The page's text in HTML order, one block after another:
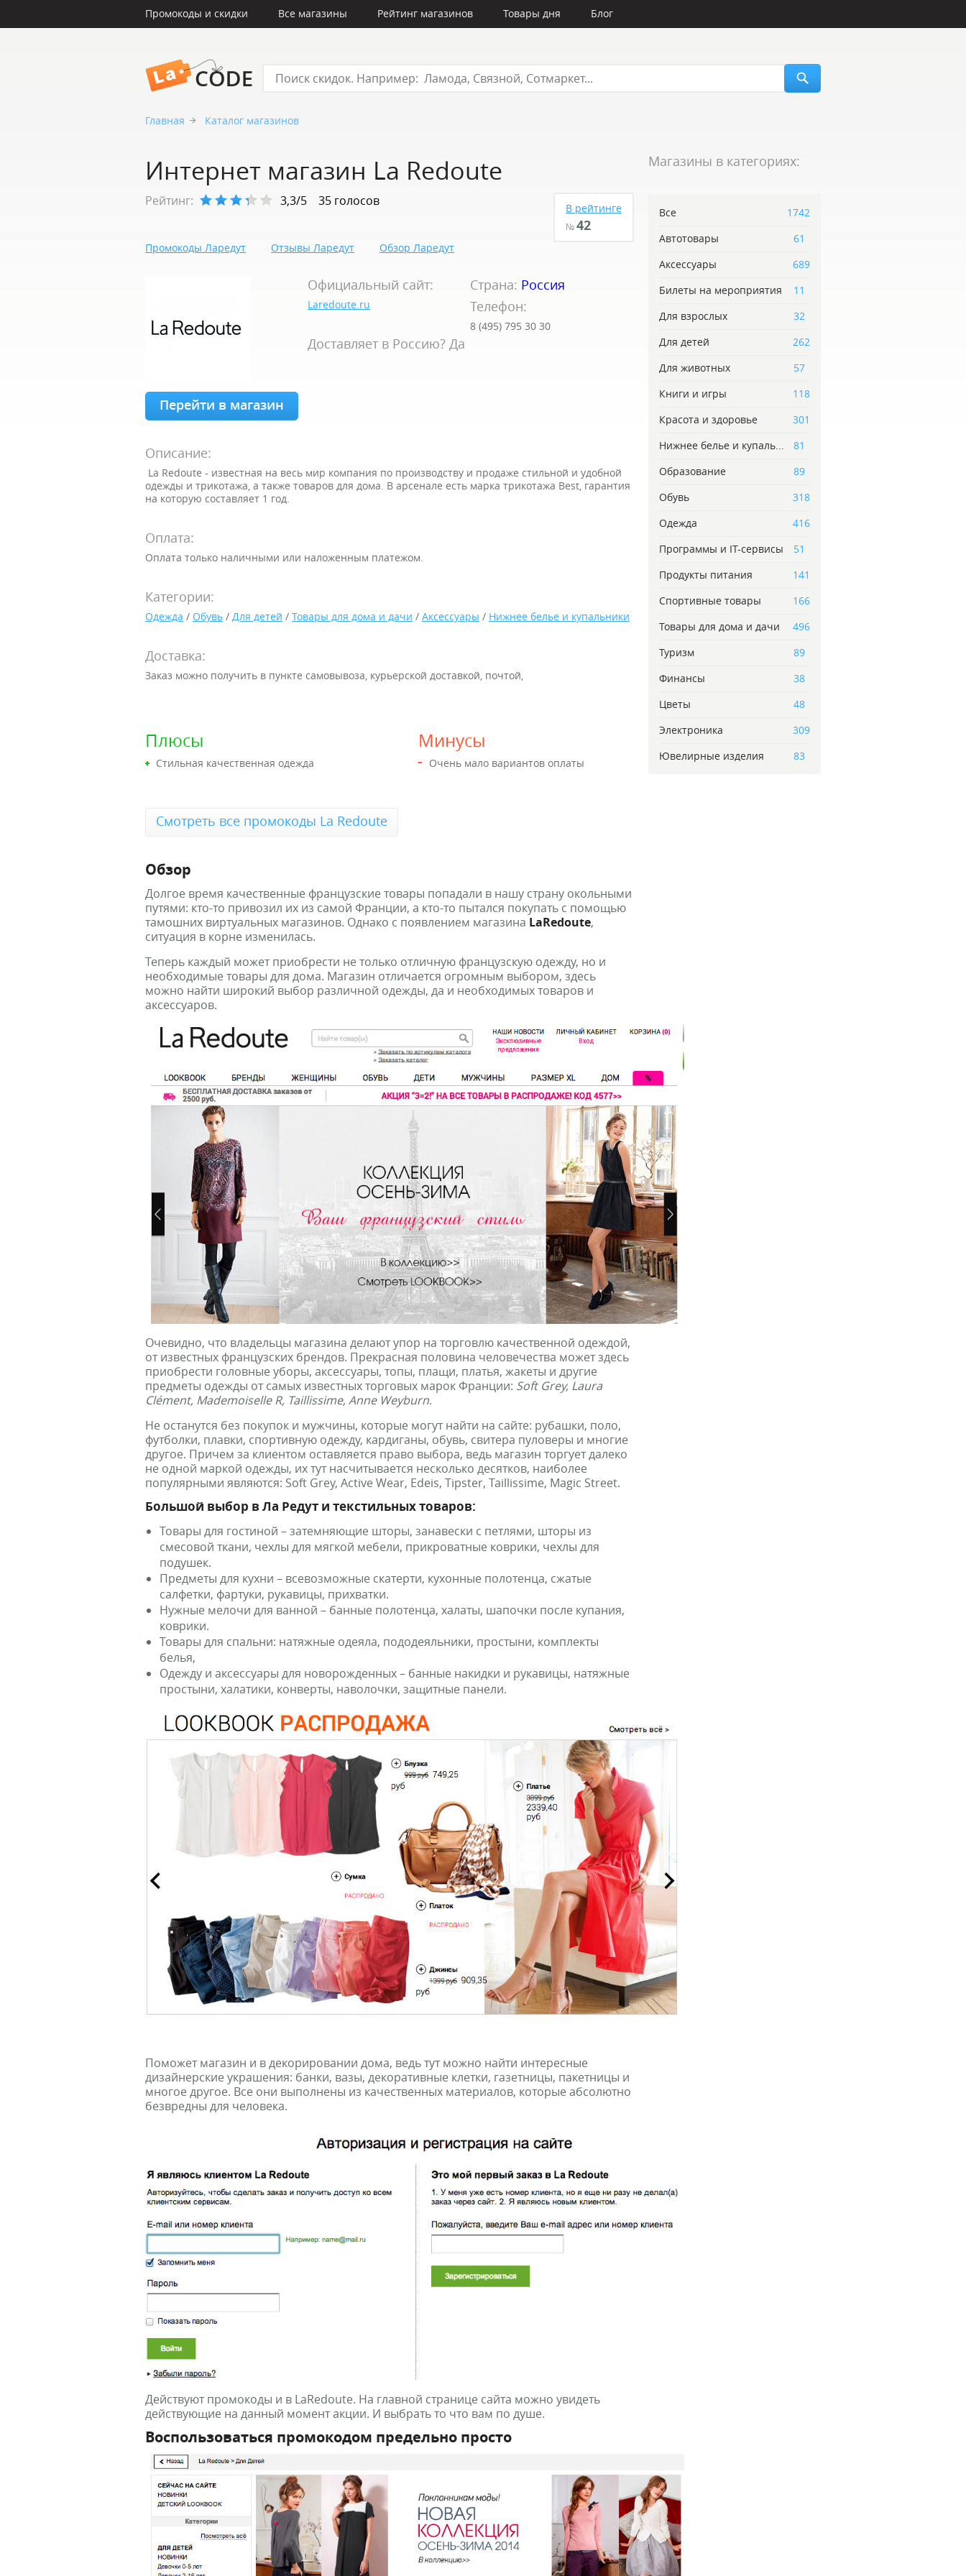
Промокоды и скидки Все магазины Рейтинг магазинов Товары дня Блог
Главная Каталог магазинов
Интернет магазин La Redoute
Рейтинг: 3,3/5 35 голосов В рейтинге
№42
Промокоды Ларедут Отзывы Ларедут Обзор Ларедут
Официальный сайт:
Laredoute.ru
Доставляет в Россию? Да
Страна: Россия
Телефон:
8 (495) 795 30 30
Перейти в магазин
Описание:
La Redoute - известная на весь мир компания по производству и продаже стильной и удобной
одежды и трикотажа, а также товаров для дома. В арсенале есть марка трикотажа Best, гарантия
на которую составляет 1 год.
Оплата:
Оплата только наличными или наложенным платежом.
Категории:
Одежда / Обувь / Для детей / Товары для дома и дачи / Аксессуары / Нижнее белье и купальники
Доставка:
Заказ можно получить в пункте самовывоза, курьерской доставкой, почтой,
Плюсы
Стильная качественная одежда
Минусы
Очень мало вариантов оплаты
Смотреть все промокоды La Redoute
Обзор
Долгое время качественные французские товары попадали в нашу страну окольными
путями: кто-то привозил их из самой Франции, а кто-то пытался покупать с помощью
тамошних виртуальных магазинов. Однако с появлением магазина LaRedoute,
ситуация в корне изменилась.
Теперь каждый может приобрести не только отличную французскую одежду, но и
необходимые товары для дома. Магазин отличается огромным выбором, здесь
можно найти широкий выбор различной одежды, да и необходимых товаров и
аксессуаров.
Очевидно, что владельцы магазина делают упор на торговлю качественной одеждой,
от известных французских брендов. Прекрасная половина человечества может здесь
приобрести головные уборы, аксессуары, топы, плащи, платья, жакеты и другие
предметы одежды от самых известных торговых марок Франции: Soft Grey, Laura
Clément, Mademoiselle R, Taillissime, Anne Weyburn.
Не останутся без покупок и мужчины, которые могут найти на сайте: рубашки, поло,
футболки, плавки, спортивную одежду, кардиганы, обувь, свитера пуловеры и многие
другое. Причем за клиентом оставляется право выбора, ведь магазин торгует далеко
не одной маркой одежды, их тут насчитывается несколько десятков, наиболее
популярными являются: Soft Grey, Active Wear, Edeis, Tipster, Taillissime, Magic Street.
Большой выбор в Ла Редут и текстильных товаров:
Товары для гостиной – затемняющие шторы, занавески с петлями, шторы из
смесовой ткани, чехлы для мягкой мебели, прикроватные коврики, чехлы для
подушек.
Предметы для кухни – всевозможные скатерти, кухонные полотенца, сжатые
салфетки, фартуки, рукавицы, прихватки.
Нужные мелочи для ванной – банные полотенца, халаты, шапочки после купания,
коврики.
Товары для спальни: натяжные одеяла, пододеяльники, простыни, комплекты
белья,
Одежду и аксессуары для новорожденных – банные накидки и рукавицы, натяжные
простыни, халатики, конверты, наволочки, защитные панели.
Поможет магазин и в декорировании дома, ведь тут можно найти интересные
дизайнерские украшения: банки, вазы, декоративные клетки, газетницы, пакетницы и
многое другое. Все они выполнены из качественных материалов, которые абсолютно
безвредны для человека.
Действуют промокоды и в LaRedoute. На главной странице сайта можно увидеть
действующие на данный момент акции. И выбрать то что вам по душе.
Воспользоваться промокодом предельно просто
Магазины в категориях:
Все
1742
Автотовары
61
Аксессуары
689
Билеты на мероприятия
11
Для взрослых
32
Для детей
262
Для животных
57
Книги и игры
118
Красота и здоровье
301
Нижнее белье и купаль...
81
Образование
89
Обувь
318
Одежда
416
Программы и IT-сервисы
51
Продукты питания
141
Спортивные товары
166
Товары для дома и дачи
496
Туризм
89
Финансы
38
Цветы
48
Электроника
309
Ювелирные изделия
83